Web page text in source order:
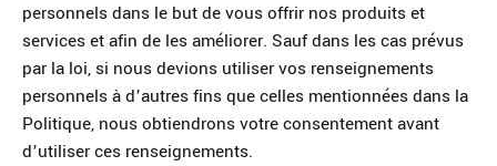
personnels dans le but de vous offrir nos produits et
services et afin de les améliorer. Sauf dans les cas prévus
par la loi, si nous devions utiliser vos renseignements
personnels à d’autres fins que celles mentionnées dans la
Politique, nous obtiendrons votre consentement avant
d’utiliser ces renseignements.